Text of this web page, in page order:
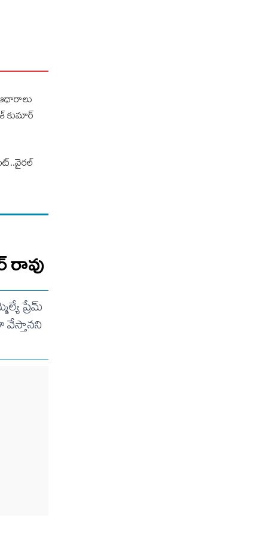
ఆధారాలు
కుమార్
రావు
ప్రేమ్
వేస్తానని